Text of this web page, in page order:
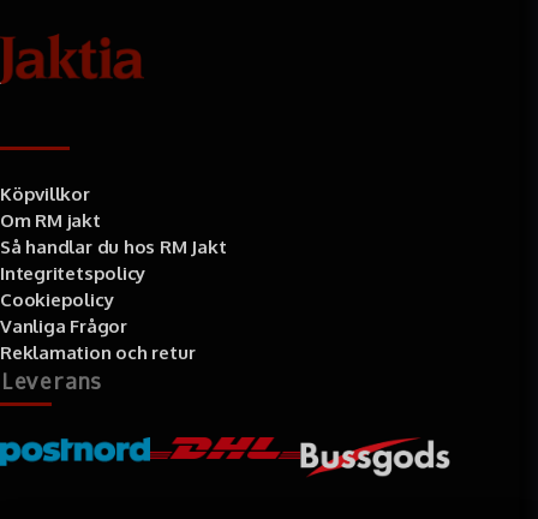
Köpvillkor
Om RM jakt
Så handlar du hos RM Jakt
Integritetspolicy
Cookiepolicy
Vanliga Frågor
Reklamation och retur
Leverans